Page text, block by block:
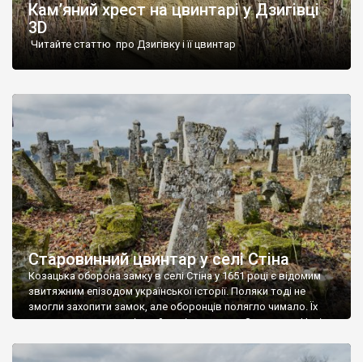
Кам’яний хрест на цвинтарі у Дзигівці
3D
Читайте статтю про Дзигівку і її цвинтар
Старовинний цвинтар у селі Стіна
Козацька оборона замку в селі Стіна у 1651 році є відомим
звитяжним епізодом української історії. Поляки тоді не
змогли захопити замок, але оборонців полягло чимало. Їх
поховали на цвинтарі, який тоді називався Замковим. Нині на
ньому чимало хрестів 19 століття, є такі, де епітафії стер […]